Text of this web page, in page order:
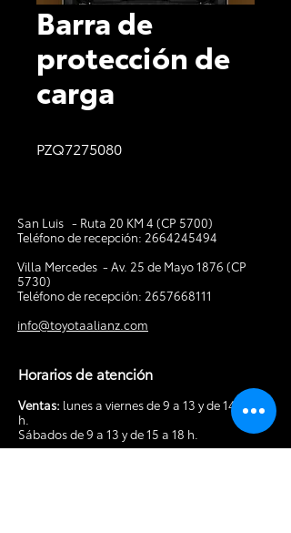
Barra de
protección de
carga
PZQ7275080
San Luis - Ruta 20 KM 4 (CP 5700)
Teléfono de recepción: 2664245494
Villa Mercedes - Av. 25 de Mayo 1876 (CP
5730)
Teléfono de recepción: 2657668111
info@toyotaalianz.com
Horarios de atención
Ventas: lunes a viernes de 9 a 13 y de 14 a 19
h.
Sábados de 9 a 13 y de 15 a 18 h.